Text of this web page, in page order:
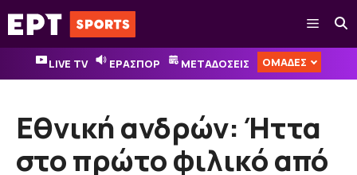
Μετάβαση
σε
περιεχόμενο
Μενού
LIVE TV ΕΡΑΣΠΟΡ ΜΕΤΑΔΟΣΕΙΣ ΟΜΑΔΕΣ
Εθνική ανδρών: Ήττα
στο πρώτο φιλικό από